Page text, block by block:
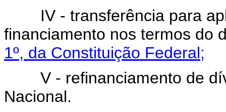
IV - transferência para
financiamento nos termos do
1º, da Constituição Federal;
V - refinanciamento de
Nacional.